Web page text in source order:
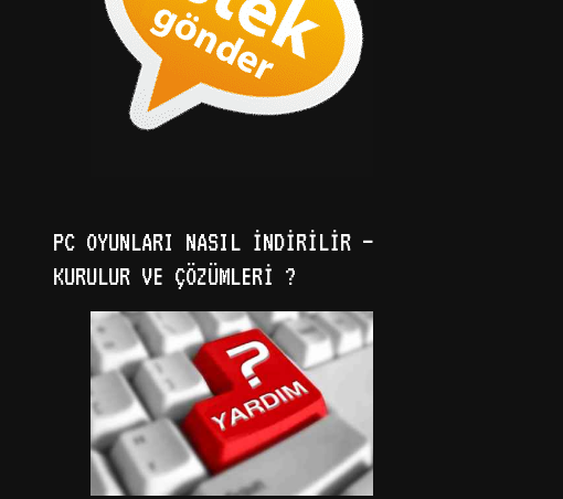
PC OYUNLARI NASIL İNDIRILIR –
KURULUR VE ÇÖZÜMLERI ?